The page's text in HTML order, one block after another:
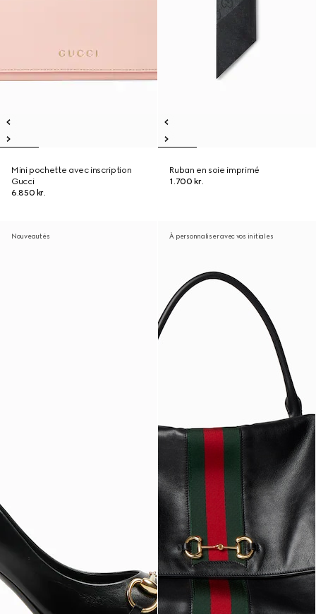
Mini pochette avec inscription
Gucci
6.850 kr.
Ruban en soie imprimé
1.700 kr.
Nouveautés À personnaliser avec vos initiales